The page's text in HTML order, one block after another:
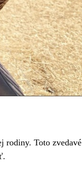
rodiny. Toto zvedavé